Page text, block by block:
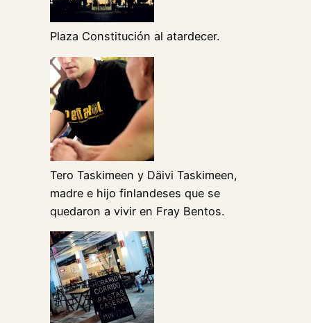
Plaza Constitución al atardecer.
Tero Taskimeen y Däivi Taskimeen,
madre e hijo finlandeses que se
quedaron a vivir en Fray Bentos.